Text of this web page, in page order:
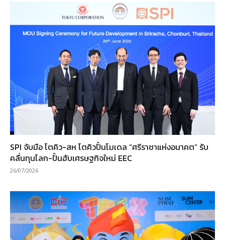
SPI จับมือ โตคิว-สห โตคิวปั้นโมเดล “ศรีราชาแห่งอนาคต” รับ
คลื่นทุนโลก-ปั้นฮับเศรษฐกิจใหม่ EEC
26/07/2026